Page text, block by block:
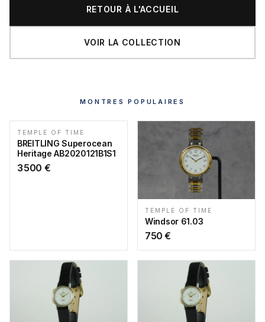
RETOUR À L'ACCUEIL
VOIR LA COLLECTION
MONTRES POPULAIRES
TEMPLE OF TIME
BREITLING Superocean
Heritage AB2020121B1S1
3 500 €
TEMPLE OF TIME
Windsor 61.03
750 €